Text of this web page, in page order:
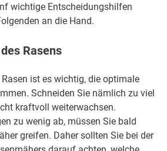
wichtige Entscheidungshilfen
an die Hand.
Rasens
ist es wichtig, die optimale
Schneiden Sie nämlich zu viel
kraftvoll weiterwachsen.
zu wenig ab, müssen Sie bald
greifen. Daher sollten Sie bei der